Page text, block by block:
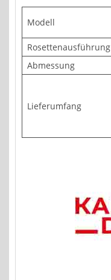
Modell
Rosettenausführung
Abmessung
Lieferumfang